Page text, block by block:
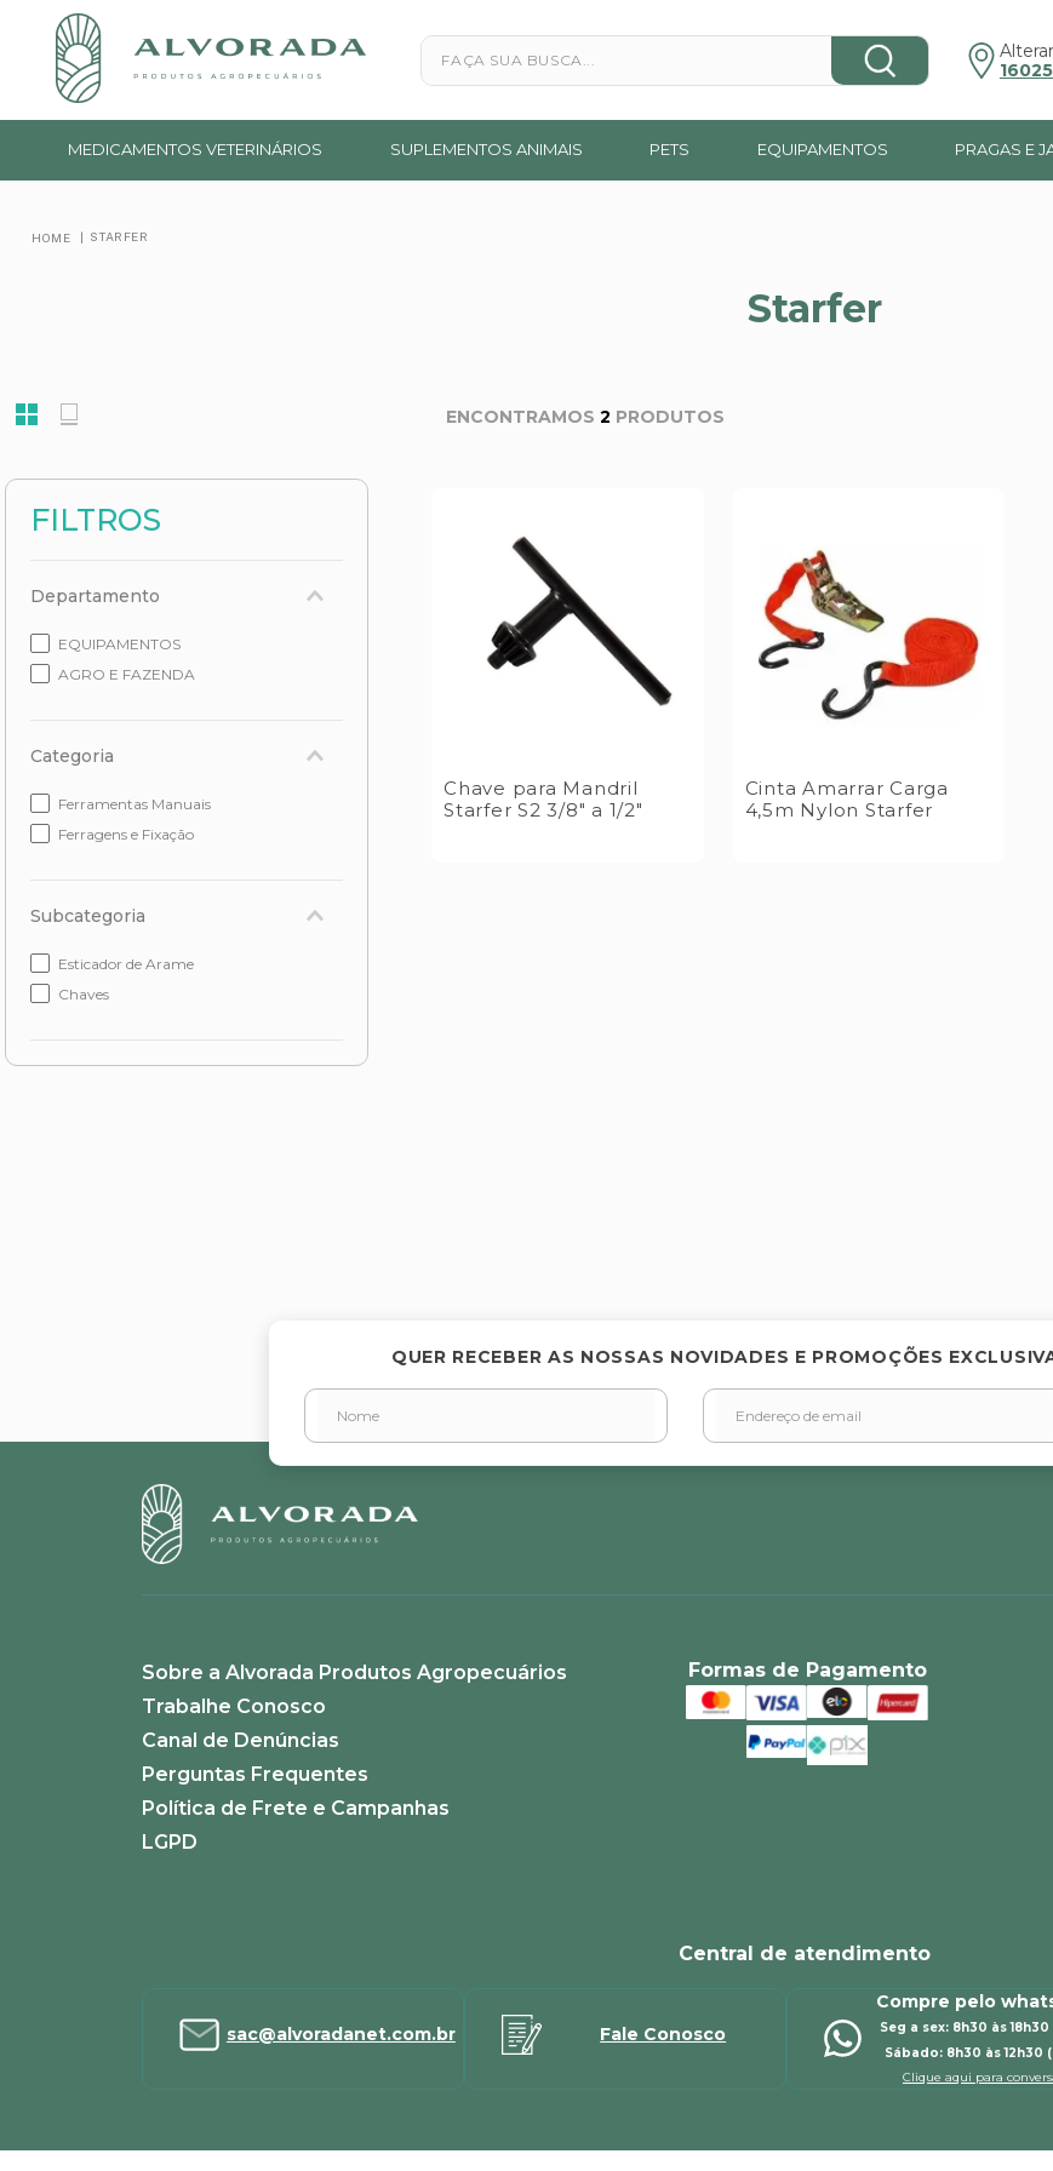
Faça sua busca...
MEDICAMENTOS VETERINÁRIOS SUPLEMENTOS ANIMAIS PETS EQUIPAMENTOS PRAGAS E
STARFER
Starfer
2 PRODUTOS
FILTROS
Departamento
EQUIPAMENTOS
AGRO E FAZENDA
Categoria
Ferramentas Manuais
Ferragens e Fixação
Subcategoria
Esticador de Arame
Chaves
Chave para Mandril
Starfer S2 3/8" a 1/2"
Cinta Amarrar Carga
4,5m Nylon Starfer
QUER RECEBER AS NOSSAS NOVIDADES E PROMOÇÕES
Sobre a Alvorada Produtos Agropecuários
Trabalhe Conosco
Canal de Denúncias
Perguntas Frequentes
Política de Frete e Campanhas
LGPD
Formas de Pagamento
Central de atendimento
sac@alvoradanet.com.br Fale Conosco
Compre pelo
Seg a sex: 8h30 às 18h30
Sábado: 8h30 às 12h30
Clique aqui para